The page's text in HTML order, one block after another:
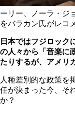
ーリー、ノーラ・ジ
をバラカン氏がレコ
日本ではフジロック
の人々から「音楽に
たりするが、アメリ
人種差別的な政策を
任が決まった今、そ
か？